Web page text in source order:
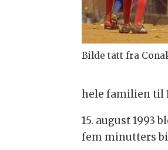
Bilde tatt fra
hele familien til
15. august 1993
fem minutters